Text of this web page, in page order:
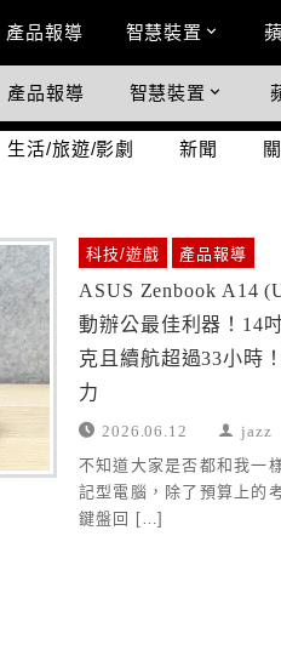
Main Menu
產品報導 智慧裝置
國際科技情報
產品報導 智慧裝置
生活/旅遊/影劇 新聞
科技/遊戲 產品報導
ASUS Zenbook A14
動辦公最佳利器！14
克且續航超過33小時
力
2026.06.12 jazz
不知道大家是否都和我一
記型電腦，除了預算上的
鍵盤回 […]